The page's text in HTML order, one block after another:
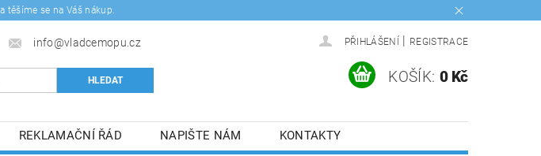
těšíme se na Váš nákup.
info@vladcemopu.cz PŘIHLÁŠENÍ REGISTRACE
KOŠÍK: 0 Kč
REKLAMAČNÍ ŘÁD NAPIŠTE NÁM
KONTAKTY